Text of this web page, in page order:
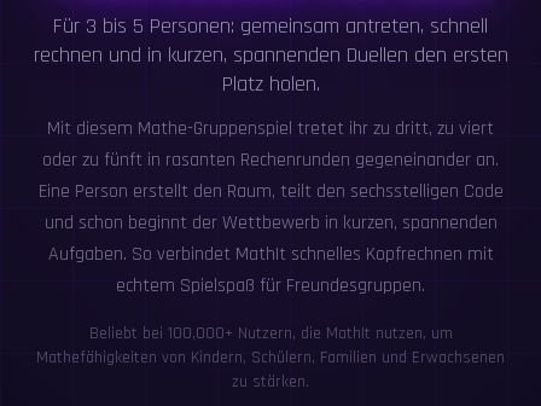
Für 3 bis 5 Personen: gemeinsam antreten, schnell
rechnen und in kurzen, spannenden Duellen den ersten
Platz holen.
Mit diesem Mathe-Gruppenspiel tretet ihr zu dritt, zu viert
oder zu fünft in rasanten Rechenrunden gegeneinander an.
Eine Person erstellt den Raum, teilt den sechsstelligen Code
und schon beginnt der Wettbewerb in kurzen, spannenden
Aufgaben. So verbindet MathIt schnelles Kopfrechnen mit
echtem Spielspaß für Freundesgruppen.
Beliebt bei 100,000+ Nutzern, die MathIt nutzen, um
Mathefähigkeiten von Kindern, Schülern, Familien und Erwachsenen
zu stärken.